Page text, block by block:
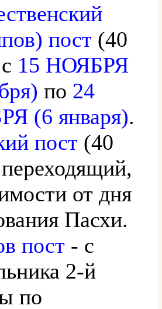
пост (40
15 НОЯБРЯ
по 24
(6 января).
пост (40
от дня
Пасхи.
пост - с
2-й
по